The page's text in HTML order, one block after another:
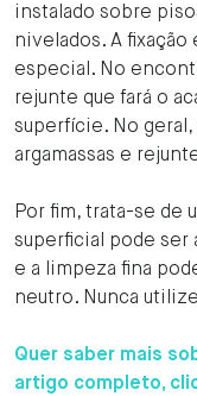
instalado sobre
nivelados. A fixação
especial. No
rejunte que fará o
superfície. No
argamassas e
Por fim, trata-se de
superficial pode ser
e a limpeza fina
neutro. Nunca
Quer saber mais
artigo completo,